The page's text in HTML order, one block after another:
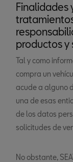
Finalidades
productos y
Tal y como
compra un
acude a alguno
una de esas
de los datos
solicitudes de
No obstante,